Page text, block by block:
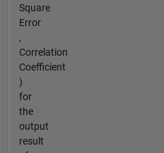
Square
Error
,
Correlation
Coefficient
)
for
the
output
result